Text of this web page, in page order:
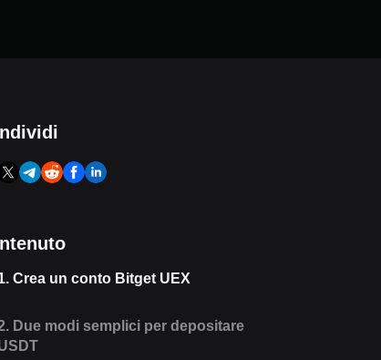
Crea un conto Bitget UEX
Due modi semplici per depositare